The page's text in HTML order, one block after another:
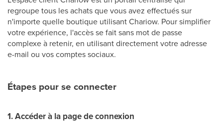
regroupe tous les achats que vous avez effectués sur
n'importe quelle boutique utilisant Chariow. Pour simplifier
votre expérience, l'accès se fait sans mot de passe
complexe à retenir, en utilisant directement votre adresse
e-mail ou vos comptes sociaux.
Étapes pour se connecter
1. Accéder à la page de connexion